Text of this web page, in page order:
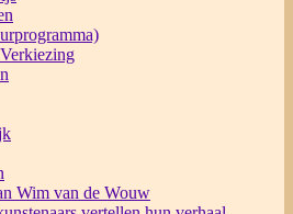
Wim van de Wouw